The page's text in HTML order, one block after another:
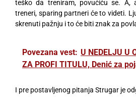
teško da treniram, povućiću se. A,
treneri, sparing partneri će to videti.
skrenuti pažnju i to će biti znak za
Povezana vest: U NEDELJU U
ZA PROFI TITULU, Denić za
I pre postavljenog pitanja Strugar je